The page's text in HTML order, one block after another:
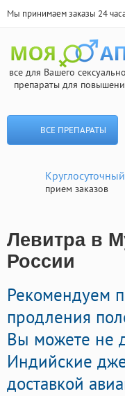
Мы принимаем заказы 24
все для Вашего
препараты для
ВСЕ ПРЕПАРАТЫ
Круглосуточный
прием заказов
Левитра в
России
Рекомендуем
продления
Вы можете не
Индийские
доставкой